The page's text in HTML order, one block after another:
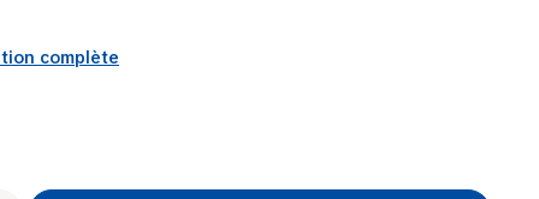
complète